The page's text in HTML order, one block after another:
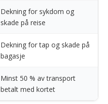
Dekning for sykdom og
skade på reise
Dekning for tap og skade på
bagasje
Minst 50 % av transport
betalt med kortet